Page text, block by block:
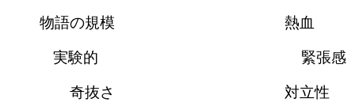
熱血
緊張感
対立性
奇抜さ
実験的
物語の規模